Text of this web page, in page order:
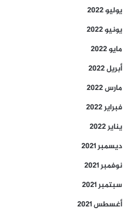
يوليو 2022
يونيو 2022
مايو 2022
أبريل 2022
مارس 2022
فبراير 2022
يناير 2022
ديسمبر 2021
نوفمبر 2021
سبتمبر 2021
أغسطس 2021